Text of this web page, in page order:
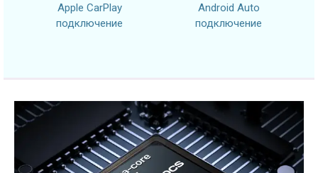
Apple CarPlay
подключение
Android Auto
подключение